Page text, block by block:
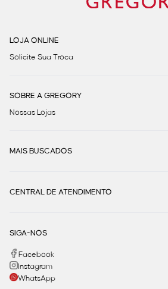
LOJA ONLINE
Solicite Sua Troca
SOBRE A GREGORY
Nossas Lojas
MAIS BUSCADOS
CENTRAL DE ATENDIMENTO
SIGA-NOS
Facebook
Instagram
WhatsApp